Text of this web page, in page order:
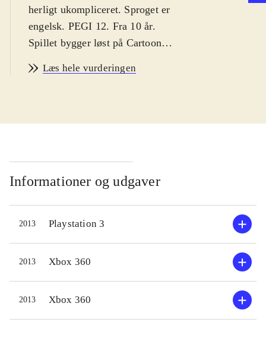
herligt ukompliceret. Sproget er
engelsk. PEGI 12. Fra 10 år.
Spillet bygger løst på Cartoon
navn. Handlingen udspiller sig
ukendte helte er i gang med en
har fx Batman og Superman. En
videnskabskvinde forsvinder under
en ekspedition, og det er Young
Justices opgave at finde hende. Et
ungt team af superhelte-aspiranter
samles, undersøger sagen og snart er
de blandet ind i en længere række
Læs hele vurderingen
Informationer og udgaver
2013 Playstation 3
2013 Xbox 360
2013 Xbox 360